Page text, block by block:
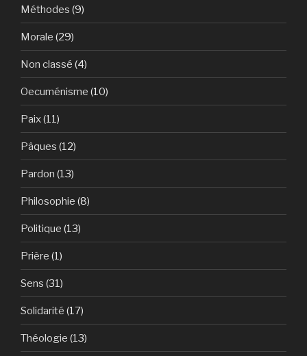
Méthodes (9)
Morale (29)
Non classé (4)
Oecuménisme (10)
Paix(11)
Pâques (12)
Pardon (13)
Philosophie (8)
Politique (13)
Prière (1)
Sens (31)
Solidarité (17)
Théologie (13)